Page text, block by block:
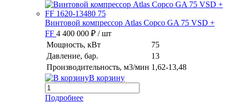
Винтовой компрессор Atlas Copco GA 75 VSD +
FF 4 400 000 ₽ / шт
Мощность, кВт
75
Давление, бар.
13
Производительность, м3/мин 1,62-13,48
В корзину
Подробнее